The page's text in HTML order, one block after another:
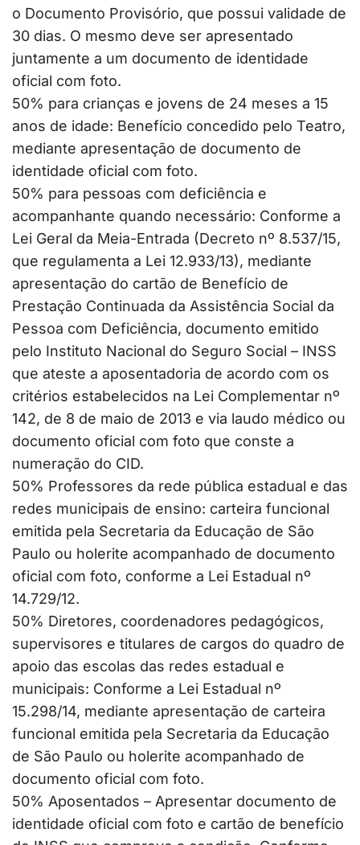
o Documento Provisório, que possui validade de
30 dias. O mesmo deve ser apresentado
juntamente a um documento de identidade
oficial com foto.
50% para crianças e jovens de 24 meses a 15
anos de idade: Benefício concedido pelo Teatro,
mediante apresentação de documento de
identidade oficial com foto.
50% para pessoas com deficiência e
acompanhante quando necessário: Conforme a
Lei Geral da Meia-Entrada (Decreto nº 8.537/15,
que regulamenta a Lei 12.933/13), mediante
apresentação do cartão de Benefício de
Prestação Continuada da Assistência Social da
Pessoa com Deficiência, documento emitido
pelo Instituto Nacional do Seguro Social – INSS
que ateste a aposentadoria de acordo com os
critérios estabelecidos na Lei Complementar nº
142, de 8 de maio de 2013 e via laudo médico ou
documento oficial com foto que conste a
numeração do CID.
50% Professores da rede pública estadual e das
redes municipais de ensino: carteira funcional
emitida pela Secretaria da Educação de São
Paulo ou holerite acompanhado de documento
oficial com foto, conforme a Lei Estadual nº
14.729/12.
50% Diretores, coordenadores pedagógicos,
supervisores e titulares de cargos do quadro de
apoio das escolas das redes estadual e
municipais: Conforme a Lei Estadual nº
15.298/14, mediante apresentação de carteira
funcional emitida pela Secretaria da Educação
de São Paulo ou holerite acompanhado de
documento oficial com foto.
50% Aposentados – Apresentar documento de
identidade oficial com foto e cartão de benefício